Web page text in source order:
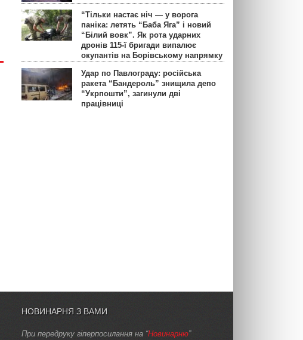
“Тільки настає ніч — у ворога
паніка: летять “Баба Яга” і новий
“Білий вовк”. Як рота ударних
дронів 115-ї бригади випалює
окупантів на Борівському напрямку
Удар по Павлограду: російська
ракета “Бандероль” знищила депо
“Укрпошти”, загинули дві
працівниці
НОВИНАРНЯ З ВАМИ
При передруку гіперпосилання на “Новинарню”